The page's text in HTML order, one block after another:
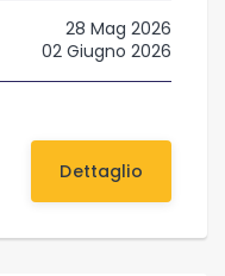
28 Mag 2026
02 Giugno 2026
Dettaglio